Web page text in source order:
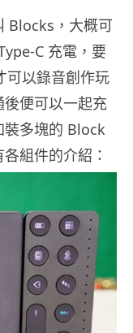
Blocks，大概可
C 充電，要
可以錄音創作玩
便可以一起充
裝多塊的 Block
組件的介紹：